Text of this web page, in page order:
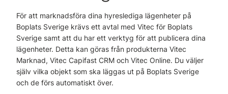
För att marknadsföra dina hyreslediga lägenheter på
Boplats Sverige krävs ett avtal med Vitec för Boplats
Sverige samt att du har ett verktyg för att publicera dina
lägenheter. Detta kan göras från produkterna Vitec
Marknad, Vitec Capifast CRM och Vitec Online. Du väljer
själv vilka objekt som ska läggas ut på Boplats Sverige
och de förs automatiskt över.